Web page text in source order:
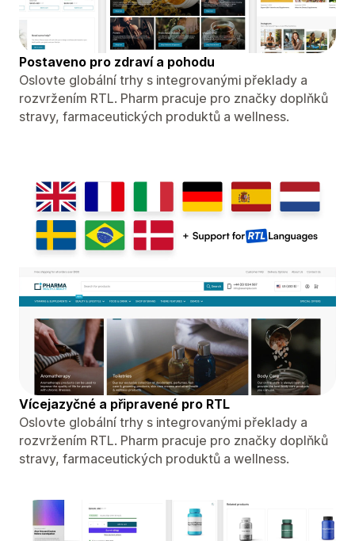
Postaveno pro zdraví a pohodu
Oslovte globální trhy s integrovanými překlady a
rozvržením RTL. Pharm pracuje pro značky doplňků
stravy, farmaceutických produktů a wellness.
Vícejazyčné a připravené pro RTL
Oslovte globální trhy s integrovanými překlady a
rozvržením RTL. Pharm pracuje pro značky doplňků
stravy, farmaceutických produktů a wellness.